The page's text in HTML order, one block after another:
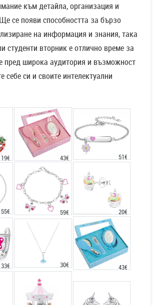
към детайла, организация и
се появи способността за бързо
на информация и знания, така
студенти вторник е отлично време за
пред широка аудитория и възможност
себе си и своите интелектуални
19€ 43€ 51€
55€ 59€ 20€
33€ 30€ 43€